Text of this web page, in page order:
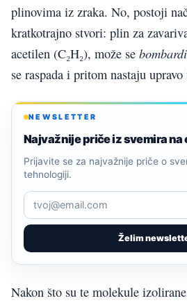
plinovima iz zraka. No, postoji
kratkotrajno stvori: plin za
acetilen (C₂H₂), može se
se raspada i pritom nastaju
NEWSLETTER
Najvažnije priče iz svemira na
Želim
Prijavite se za najvažnije priče o
tehnologiji.
Nakon što su te molekule